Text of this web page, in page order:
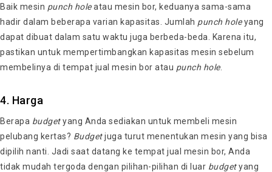
Baik mesin punch holeatau mesin bor, keduanya sama-sama
hadir dalam beberapa varian kapasitas. Jumlah punch holeyang
dapat dibuat dalam satu waktu juga berbeda-beda. Karena itu,
pastikan untuk mempertimbangkan kapasitas mesin sebelum
membelinya di tempat jual mesin bor atau punch hole.
4. Harga
Berapa budgetyang Anda sediakan untuk membeli mesin
pelubang kertas? Budgetjuga turut menentukan mesin yang bisa
dipilih nanti. Jadi saat datang ke tempat jual mesin bor, Anda
tidak mudah tergoda dengan pilihan-pilihan di luar budgetyang